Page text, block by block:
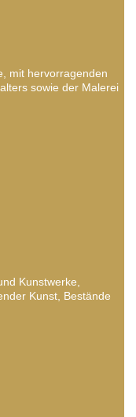
mit hervorragenden
sowie der Malerei
Kunstwerke,
Kunst, Bestände